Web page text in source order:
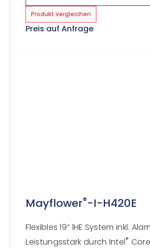
Produkt vergleichen
Preis auf Anfrage
Mayflower®-I-H420E
Flexibles 19“ 1HE System inkl.
Leistungsstark durch Intel®